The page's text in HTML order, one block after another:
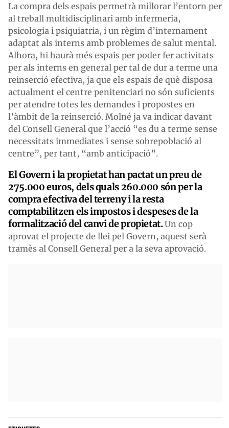
La compra dels espais permetrà millorar l’entorn per
al treball multidisciplinari amb infermeria,
psicologia i psiquiatria, i un règim d’internament
adaptat als interns amb problemes de salut mental.
Alhora, hi haurà més espais per poder fer activitats
per als interns en general per tal de dur a terme una
reinserció efectiva, ja que els espais de què disposa
actualment el centre penitenciari no són suficients
per atendre totes les demandes i propostes en
l’àmbit de la reinserció. Molné ja va indicar davant
del Consell General que l’acció “es du a terme sense
necessitats immediates i sense sobrepoblació al
centre”, per tant, “amb anticipació”.
El Govern i la propietat han pactat un preu de
275.000 euros, dels quals 260.000 són per la
compra efectiva del terreny i la resta
comptabilitzen els impostos i despeses de la
formalització del canvi de propietat.Un cop
aprovat el projecte de llei pel Govern, aquest serà
tramès al Consell General per a la seva aprovació.